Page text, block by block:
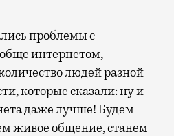
интернетом,
людей разной
которые сказали: ну и
даже лучше! Будем
живое общение, станем